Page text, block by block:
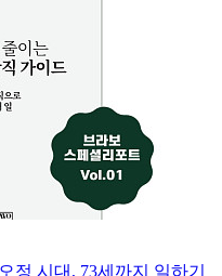
정 시대, 73세까지 일하기